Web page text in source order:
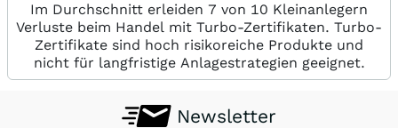
Im Durchschnitt erleiden 7 von 10 Kleinanlegern
Verluste beim Handel mit Turbo-Zertifikaten. Turbo-
Zertifikate sind hoch risikoreiche Produkte und
nicht für langfristige Anlagestrategien geeignet.
Newsletter